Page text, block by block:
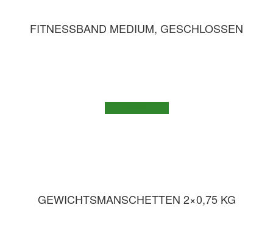
FITNESSBAND MEDIUM, GESCHLOSSEN
GEWICHTSMANSCHETTEN 2×0,75 KG